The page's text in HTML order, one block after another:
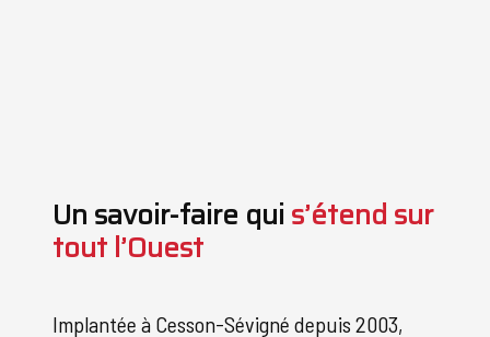
Un savoir-faire qui s’étend sur
tout l’Ouest
Implantée à Cesson-Sévigné depuis 2003,